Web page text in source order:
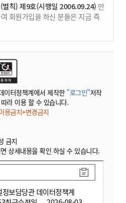
칙) 제9호(시행일 2006.09.24) 만
회원가입을 하신 분들은 지금 즉
이터정책계에서 제작한 "로그인"저작
라 이용 할 수 있습니다.
용금지+변경금지
금지
상세내용을 확인 하실 수 있습니다.
정보담당관 데이터정책계